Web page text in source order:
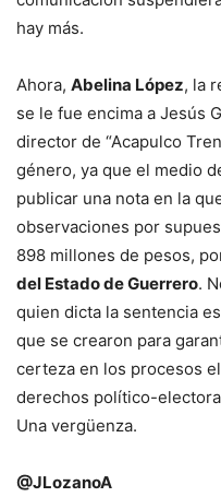
hay más.
Ahora, Abelina López, la
se le fue encima a Jesús
director de “Acapulco
género, ya que el medio
publicar una nota en la
observaciones por
898 millones de pesos,
del Estado de Guerrero.
quien dicta la sentencia
que se crearon para
certeza en los procesos
derechos político-
Una vergüenza.
@JLozanoA